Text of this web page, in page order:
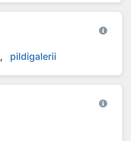
pildigalerii